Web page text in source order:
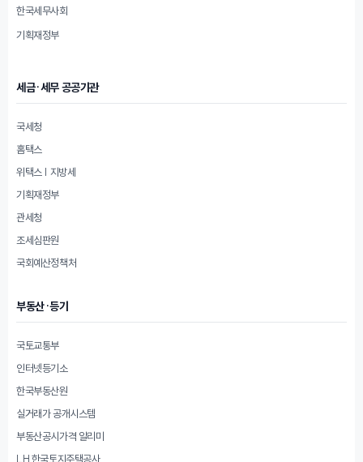
한국세무사회
기획재정부
세금·세무 공공기관
국세청
홈택스
위택스 | 지방세
기획재정부
관세청
조세심판원
국회예산정책처
부동산·등기
국토교통부
인터넷등기소
한국부동산원
실거래가 공개시스템
부동산공시가격 알리미
LH 한국토지주택공사